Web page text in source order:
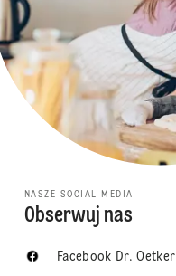
NASZE SOCIAL MEDIA
Obserwuj nas
Facebook Dr. Oetker